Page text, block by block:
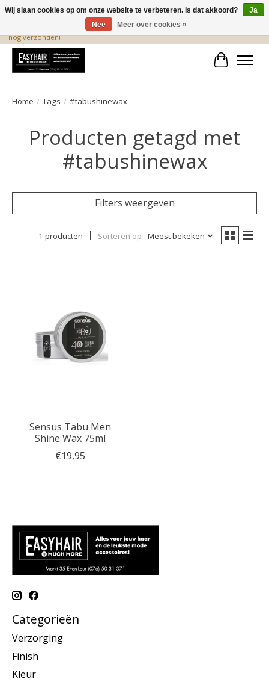
De beste produkten staan hier! Voor 15.00 uur besteld, wordt dezelfde dag
nog verzonden!
Home / Tags / #tabushinewax
Producten getagd met
#tabushinewax
Filters weergeven
1 producten Sorteren op Meest bekeken
Sensus Tabu Men
Shine Wax 75ml
€19,95
Categorieën
Verzorging
Finish
Kleur
Wij slaan cookies op om onze website te verbeteren. Is dat akkoord?
Ja
Nee
Meer over cookies »